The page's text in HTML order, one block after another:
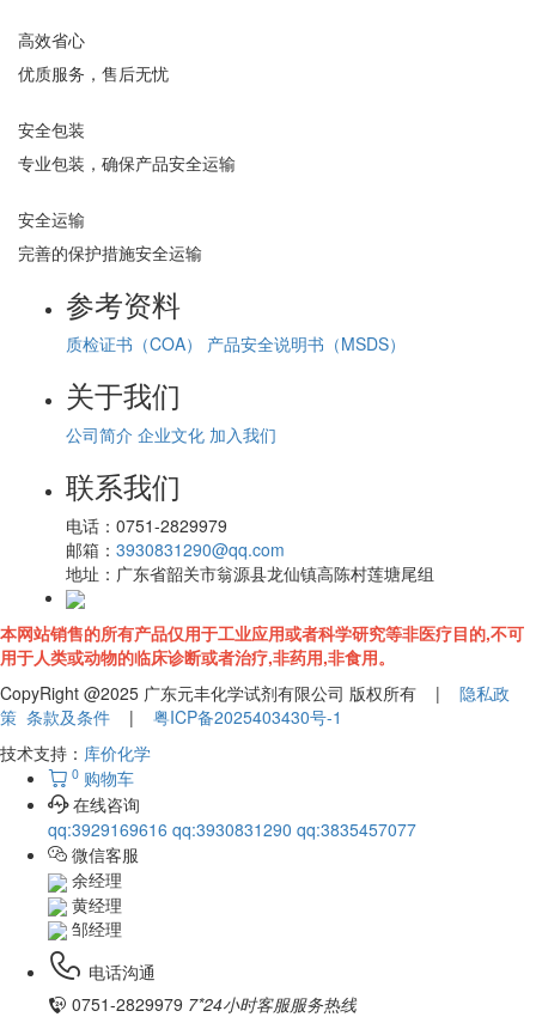
高效省心
优质服务，售后无忧
安全包装
专业包装，确保产品安全运输
安全运输
完善的保护措施安全运输
参考资料
质检证书（COA） 产品安全说明书（MSDS）
关于我们
公司简介 企业文化 加入我们
联系我们
电话： 0751-2829979
邮箱： 3930831290@qq.com
地址： 广东省韶关市翁源县龙仙镇高陈村莲塘尾组
本网站销售的所有产品仅用于工业应用或者科学研究等非医疗目的,不可
用于人类或动物的临床诊断或者治疗,非药用,非食用。
CopyRight @2025 广东元丰化学试剂有限公司 版权所有 | 隐私政
策 条款及条件 | 粤ICP备2025403430号-1
技术支持： 库价化学
0 购物车
在线咨询
qq:3929169616 qq:3930831290 qq:3835457077
微信客服
余经理
黄经理
邹经理
电话沟通
0751-2829979 7*24小时客服服务热线